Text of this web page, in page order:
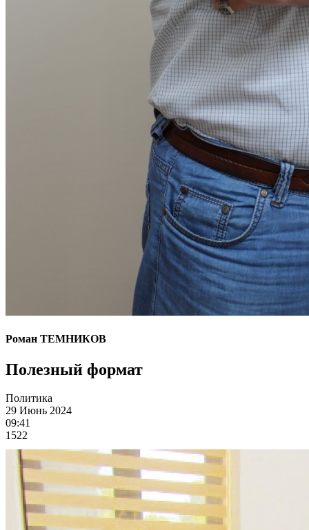
Роман ТЕМНИКОВ
Полезный формат
Политика
29 Июнь 2024
09:41
1522